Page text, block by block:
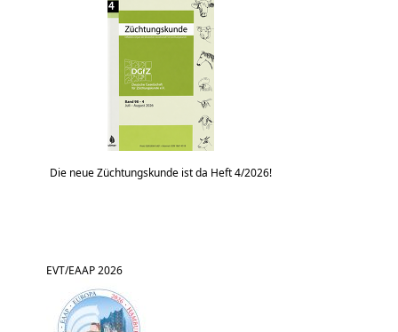
Die neue Züchtungskunde ist da Heft 4/2026!
EVT/EAAP 2026